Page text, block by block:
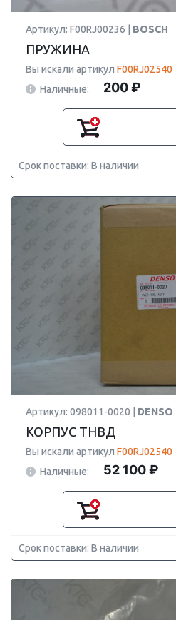
Артикул: F00RJ00236 | BOSCH
ПРУЖИНА
Вы искали артикул F00RJ02540
Наличные:
200 ₽
Срок поставки: В наличии
Артикул: 098011-0020 | DENSO
КОРПУС ТНВД
Вы искали артикул F00RJ02540
Наличные:
52 100 ₽
Срок поставки: В наличии